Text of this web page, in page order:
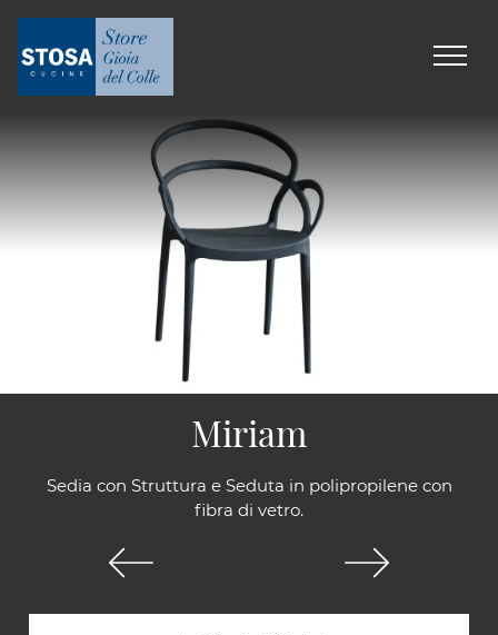
Sedia con Struttura e Seduta in polipropilene con
fibra di vetro.
Miriam